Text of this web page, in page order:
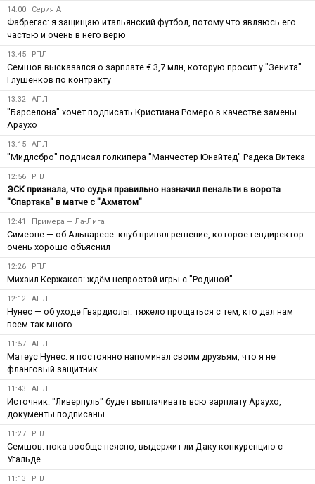
14:00 Серия А
Фабрегас: я защищаю итальянский футбол, потому что являюсь его
частью и очень в него верю
13:45 РПЛ
Семшов высказался о зарплате € 3,7 млн, которую просит у "Зенита"
Глушенков по контракту
13:32 АПЛ
"Барселона" хочет подписать Кристиана Ромеро в качестве замены
Араухо
13:15 АПЛ
"Мидлсбро" подписал голкипера "Манчестер Юнайтед" Радека Витека
12:56 РПЛ
ЭСК признала, что судья правильно назначил пенальти в ворота
"Спартака" в матче с "Ахматом"
12:41 Примера — Ла-Лига
Симеоне — об Альваресе: клуб принял решение, которое гендиректор
очень хорошо объяснил
12:26 РПЛ
Михаил Кержаков: ждём непростой игры с "Родиной"
12:12 АПЛ
Нунес — об уходе Гвардиолы: тяжело прощаться с тем, кто дал нам
всем так много
11:57 АПЛ
Матеус Нунес: я постоянно напоминал своим друзьям, что я не
фланговый защитник
11:43 АПЛ
Источник: "Ливерпуль" будет выплачивать всю зарплату Араухо,
документы подписаны
11:27 РПЛ
Семшов: пока вообще неясно, выдержит ли Даку конкуренцию с
Угальде
11:13 РПЛ